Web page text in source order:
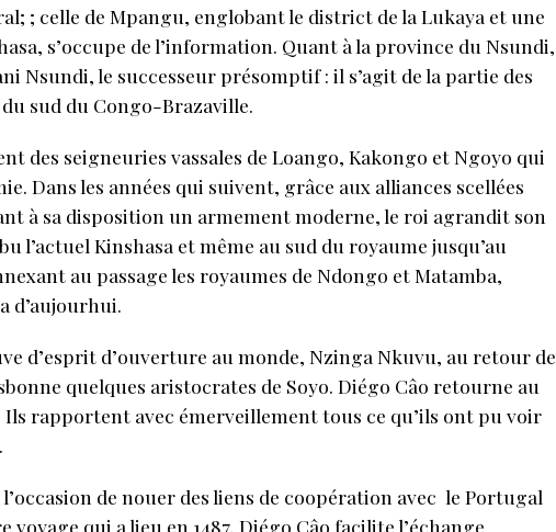
; celle de Mpangu, englobant le district de la Lukaya et une
s’occupe de l’information. Quant à la province du Nsundi,
Nsundi, le successeur présomptif : il s’agit de la partie des
sud du Congo-Brazaville.
des seigneuries vassales de Loango, Kakongo et Ngoyo qui
Dans les années qui suivent, grâce aux alliances scellées
à sa disposition un armement moderne, le roi agrandit son
l’actuel Kinshasa et même au sud du royaume jusqu’au
au passage les royaumes de Ndongo et Matamba,
d’aujourhui.
d’esprit d’ouverture au monde, Nzinga Nkuvu, au retour de
quelques aristocrates de Soyo. Diégo Câo retourne au
Ils rapportent avec émerveillement tous ce qu’ils ont pu voir
de nouer des liens de coopération avec le Portugal
voyage qui a lieu en 1487, Diégo Câo facilite l’échange